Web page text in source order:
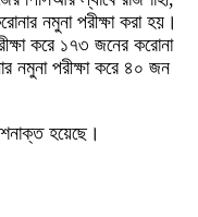
নমুনা পরীক্ষা করা হয়।
করে ১৭৩ জনের করোনা
নমুনা পরীক্ষা করে ৪০ জন
হয়েছে।